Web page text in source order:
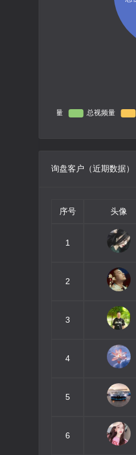
询盘客户（近期数据）
序号 头像
1
2
3
4
5
6